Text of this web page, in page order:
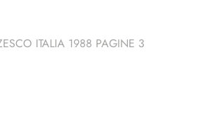
ITALIA 1988 PAGINE 3